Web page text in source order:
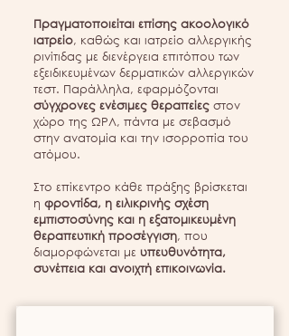
Πραγματοποιείται επίσης ακοολογικό
ιατρείο, καθώς και ιατρείο αλλεργικής
ρινίτιδας με διενέργεια επιτόπου των
εξειδικευμένων δερματικών αλλεργικών
τεστ. Παράλληλα, εφαρμόζονται
σύγχρονες ενέσιμες θεραπείες στον
χώρο της ΩΡΛ, πάντα με σεβασμό
στην ανατομία και την ισορροπία του
ατόμου.
Στο επίκεντρο κάθε πράξης βρίσκεται
η φροντίδα, η ειλικρινής σχέση
εμπιστοσύνης και η εξατομικευμένη
θεραπευτική προσέγγιση, που
διαμορφώνεται με υπευθυνότητα,
συνέπεια και ανοιχτή επικοινωνία.